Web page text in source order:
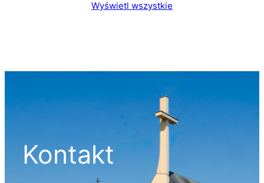
Wyświetl wszystkie
Kontakt